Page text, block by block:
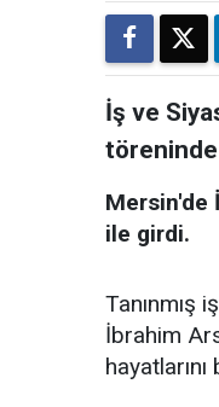
İş ve
Mersin'de
ile girdi.
Tanınmış
İbrahim